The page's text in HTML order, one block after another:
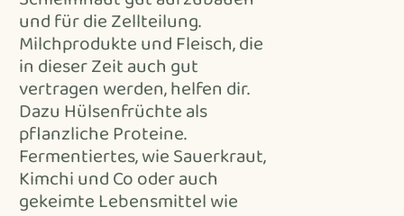
und für die Zellteilung.
Milchprodukte und Fleisch, die
in dieser Zeit auch gut
vertragen werden, helfen dir.
Dazu Hülsenfrüchte als
pflanzliche Proteine.
Fermentiertes, wie Sauerkraut,
Kimchi und Co oder auch
gekeimte Lebensmittel wie